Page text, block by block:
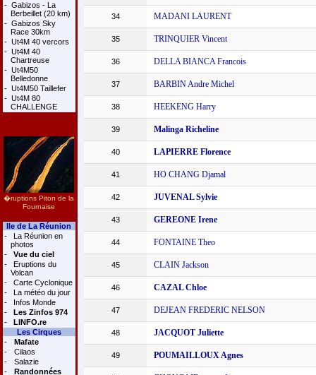
- Gabizos - La
Berbeillet (20 km)
- Gabizos Sky
Race 30km
- Ut4M 40 vercors
- Ut4M 40
Chartreuse
- Ut4M50
Belledonne
- Ut4M50 Taillefer
- Ut4M 80
CHALLENGE
�ruptions Piton de la
Fournaise
Ile de La Réunion
-
La Réunion en
photos
-
Vue du ciel
-
Eruptions du
Volcan
-
Carte Cyclonique
-
La météo du jour
-
Infos Monde
-
Les Zinfos 974
-
LINFO.re
Les Cirques
-
Mafate
-
Cilaos
-
Salazie
-
Randonnées
34 MADANI LAURENT
35 TRINQUIER Vincent
36 DELLA BIANCA Francois
37 BARBIN Andre Michel
38 HEEKENG Harry
39 Malinga Richeline
40 LAPIERRE Florence
41 HO CHANG Djamal
42 JUVENAL Sylvie
43 GEREONE Irene
44 FONTAINE Theo
45 CLAIN Jackson
46 CAZAL Chloe
47 DEJEAN FREDERIC NELSON
48 JACQUOT Juliette
49 POUMAILLOUX Agnes